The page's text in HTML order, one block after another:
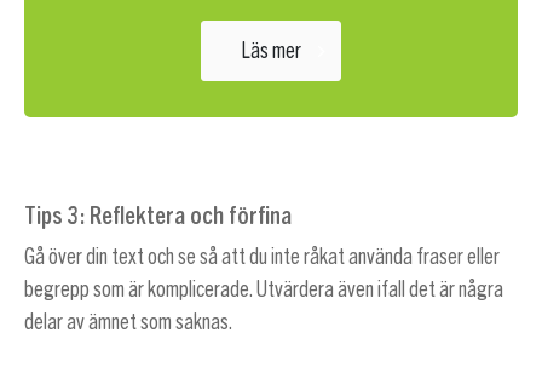
Läs mer
Tips 3: Reflektera och förfina
Gå över din text och se så att du inte råkat använda fraser eller
begrepp som är komplicerade. Utvärdera även ifall det är några
delar av ämnet som saknas.